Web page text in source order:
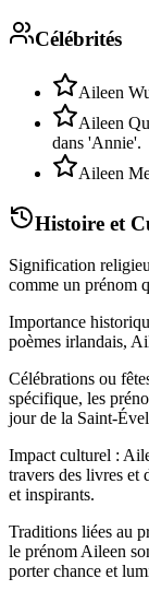
Célébrités
Aileen
Aileen
dans 'Annie'.
Aileen
Histoire et
Signification
comme un prénom
Importance
poèmes irlandais,
Célébrations ou
spécifique, les
jour de la Saint-
Impact culturel :
travers des livres et
et inspirants.
Traditions liées au
le prénom Aileen
porter chance et